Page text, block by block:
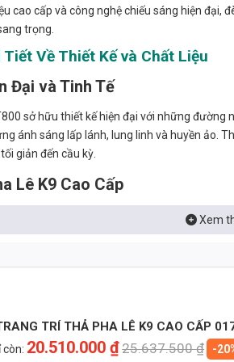
cao cấp và công nghệ chiếu sáng hiện đại,
trọng.
Về Thiết Kế và Chất Liệu
Đại và Tinh Tế
sở hữu thiết kế hiện đại với những
ánh sáng lấp lánh, lung linh và huyền ảo.
giản đến cầu kỳ.
Lê K9 Cao Cấp
lê cao cấp được sản xuất từ thủy tinh với
vượt trội so với các loại pha lê thông
Về Kỹ Thuật và Công Nghệ
ADC12
từ hợp kim nhôm ADC12, một loại hợp kim
Xem
TRÍ THẢ PHA LÊ K9 CAO CẤP
còn: 20.510.000₫25.637.500₫
-